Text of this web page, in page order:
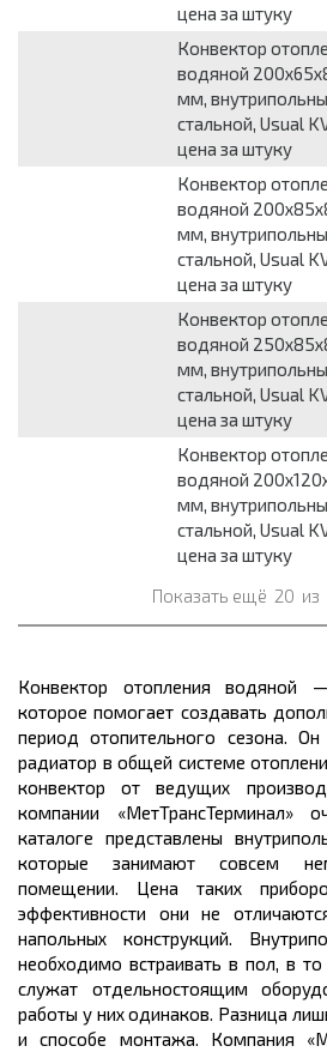
цена за штуку
Конвектор
водяной
мм,
стальной, Usual
цена за штуку
Конвектор
водяной
мм,
стальной, Usual
цена за штуку
Конвектор
водяной
мм,
стальной, Usual
цена за штуку
Конвектор
водяной
мм,
стальной, Usual
цена за штуку
Показать ещё 20 из
Конвектор отопления водяной
которое помогает создавать
период отопительного сезона. Он
радиатор в общей системе
конвектор от ведущих
компании «МетТрансТерминал»
каталоге представлены
которые занимают совсем
помещении. Цена таких
эффективности они не
напольных конструкций.
необходимо встраивать в пол, в
служат отдельностоящим
работы у них одинаков. Разница
и способе монтажа. Компания